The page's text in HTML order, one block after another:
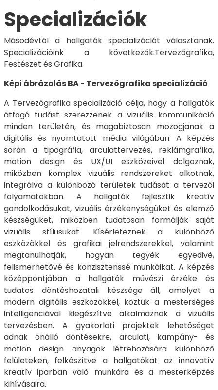
Specializációk
Másodévtől a hallgatók specializációt választanak.
Specializációink a következők:Tervezőgrafika,
Festészet és Grafika.
Képi ábrázolás BA - Tervezőgrafika specializáció
A Tervezőgrafika specializáció célja, hogy a hallgatók
átfogó tudást szerezzenek a vizuális kommunikáció
minden területén, és magabiztosan mozogjanak a
digitális és nyomtatott média világában. A képzés
során a tipográfia, arculattervezés, reklámgrafika,
motion design és UX/UI eszközeivel dolgoznak,
miközben komplex vizuális rendszereket alkotnak,
integrálva a különböző területek tudását a tervezői
folyamatokban. A hallgatók fejlesztik kreatív
gondolkodásukat, vizuális érzékenységüket és elemző
készségüket, miközben tudatosan formálják saját
vizuális stílusukat. Kísérleteznek a különböző
eszközökkel és grafikai jelrendszerekkel, valamint
megtanulhatják, hogyan tegyék egyedivé,
felismerhetővé és konzisztenssé munkáikat. A képzés
középpontjában a hallgatók művészi érzéke és
tudatos döntéshozatali készsége áll, amelyet a
modern digitális eszközökkel, köztük a mesterséges
intelligenciával kiegészítve alkalmaznak a vizuális
tervezésben. A gyakorlati projektek lehetőséget
adnak önálló döntésekre, arculati, kampány- és
motion design anyagok létrehozására különböző
felületeken, felkészítve a hallgatókat az innovatív
kreatív iparban való munkára és a mesterképzés
kihívásaira.